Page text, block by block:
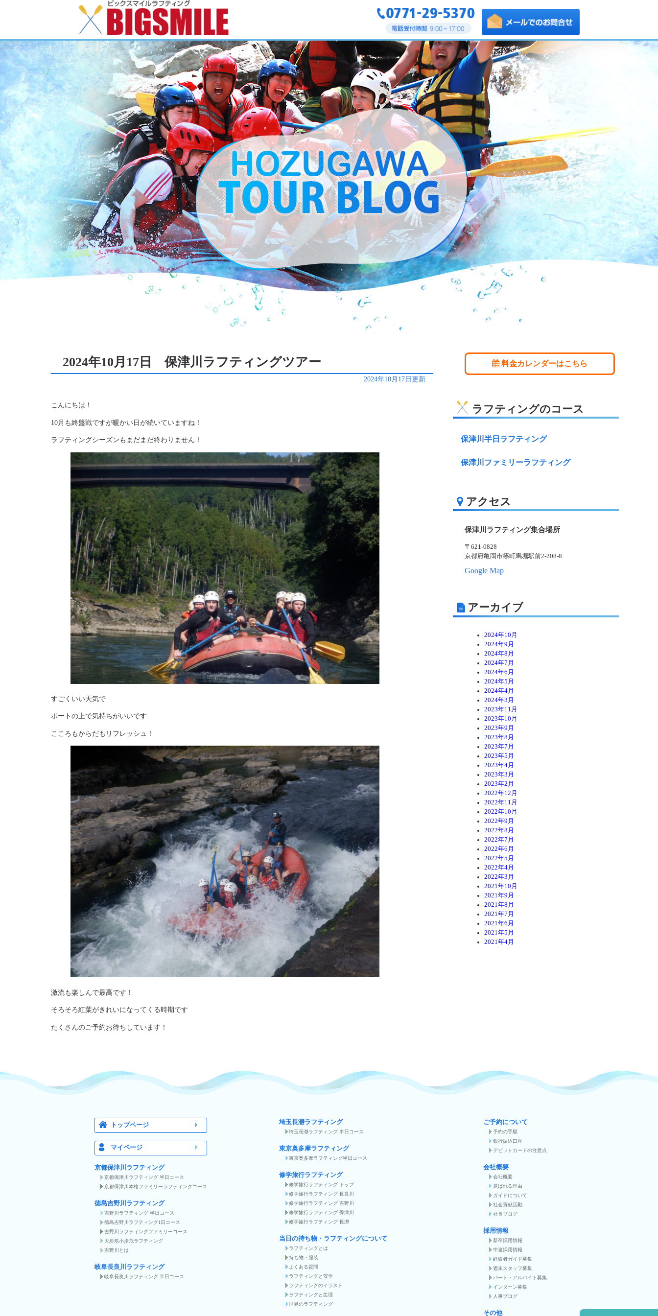
2024年10月17日 保津川ラフティングツアー
2024年10月17日更新
こんにちは！
10月も終盤戦ですが暖かい日が続いていますね！
ラフティングシーズンもまだまだ終わりません！
すごくいい天気で
ボートの上で気持ちがいいです
こころもからだもリフレッシュ！
激流も楽しんで最高です！
そろそろ紅葉がきれいになってくる時期です
たくさんのご予約お待ちしています！
料金カレンダーはこちら
ラフティングのコース
保津川半日ラフティング
保津川ファミリーラフティング
アクセス
保津川ラフティング集合場所
〒621-0828
京都府亀岡市篠町馬堀駅前2-208-8
Google Map
アーカイブ
2024年10月
2024年9月
2024年8月
2024年7月
2024年6月
2024年5月
2024年4月
2024年3月
2023年11月
2023年10月
2023年9月
2023年8月
2023年7月
2023年5月
2023年4月
2023年3月
2023年2月
2022年12月
2022年11月
2022年10月
2022年9月
2022年8月
2022年7月
2022年6月
2022年5月
2022年4月
2022年3月
2021年10月
2021年9月
2021年8月
2021年7月
2021年6月
2021年5月
2021年4月
トップページ
マイページ
京都保津川ラフティング
京都保津川ラフティング 半日コース
京都保津川本格ファミリーラフティングコース
徳島吉野川ラフティング
吉野川ラフティング 半日コース
徳島吉野川ラフティング1日コース
吉野川ラフティングファミリーコース
大歩危小歩危ラフティング
吉野川とは
岐阜長良川ラフティング
岐阜長良川ラフティング 半日コース
埼玉長瀞ラフティング
埼玉長瀞ラフティング 半日コース
東京奥多摩ラフティング
東京奥多摩ラフティング半日コース
修学旅行ラフティング
修学旅行ラフティング トップ
修学旅行ラフティング 長良川
修学旅行ラフティング 吉野川
修学旅行ラフティング 保津川
修学旅行ラフティング 長瀞
当日の持ち物・ラフティングについて
ラフティングとは
持ち物・服装
よくある質問
ラフティングと安全
ラフティングのイラスト
ラフティングと生理
世界のラフティング
ご予約について
予約の手順
銀行振込口座
デビットカードの注意点
会社概要
会社概要
選ばれる理由
ガイドについて
社会貢献活動
社長ブログ
採用情報
新卒採用情報
中途採用情報
経験者ガイド募集
週末スタッフ募集
パート・アルバイト募集
インターン募集
人事ブログ
その他